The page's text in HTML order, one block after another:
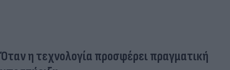
Όταν η τεχνολογία προσφέρει πραγματική